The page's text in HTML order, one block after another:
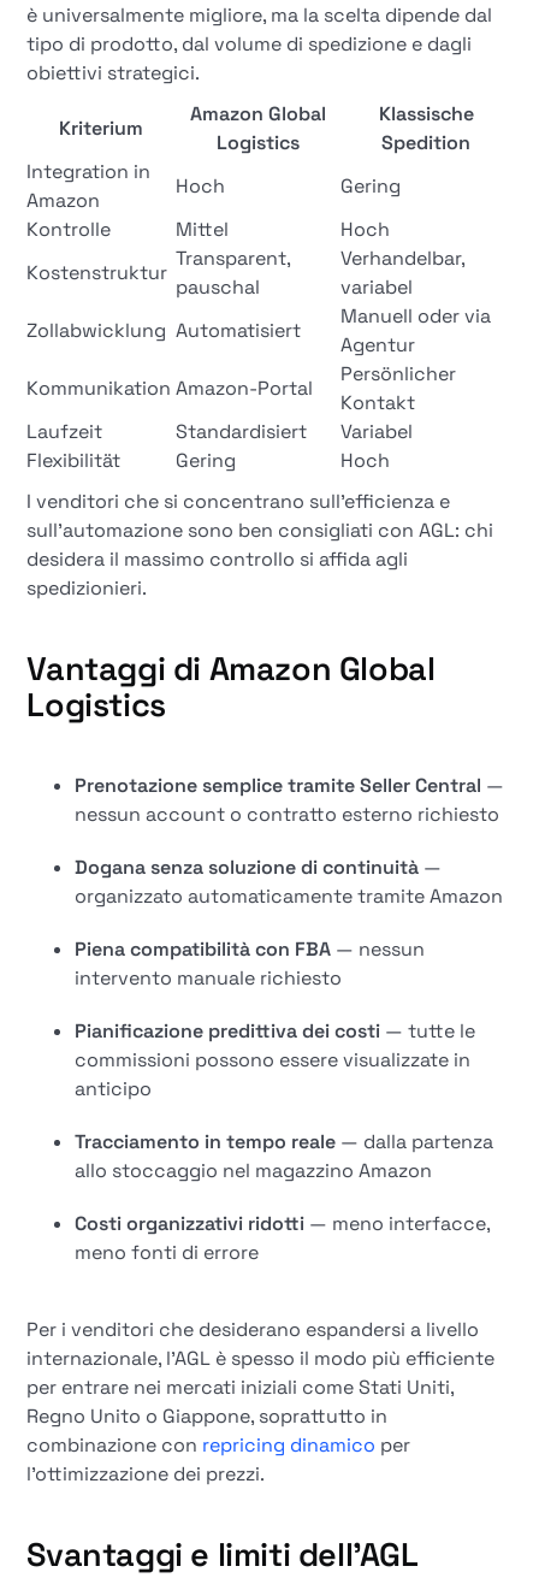
è universalmente migliore, ma la scelta dipende dal
tipo di prodotto, dal volume di spedizione e dagli
obiettivi strategici.
Kriterium
Amazon Global
Logistics
Klassische
Spedition
Integration in
Amazon
Hoch
Gering
Kontrolle
Mittel
Hoch
Kostenstruktur
Transparent,
pauschal
Verhandelbar,
variabel
Zollabwicklung Automatisiert
Manuell oder via
Agentur
Kommunikation Amazon-Portal
Persönlicher
Kontakt
Laufzeit
Standardisiert
Variabel
Flexibilität
Gering
Hoch
I venditori che si concentrano sull'efficienza e
sull'automazione sono ben consigliati con AGL: chi
desidera il massimo controllo si affida agli
spedizionieri.
Vantaggi di Amazon Global
Logistics
Prenotazione semplice tramite Seller Central —
nessun account o contratto esterno richiesto
Dogana senza soluzione di continuità —
organizzato automaticamente tramite Amazon
Piena compatibilità con FBA — nessun
intervento manuale richiesto
Pianificazione predittiva dei costi — tutte le
commissioni possono essere visualizzate in
anticipo
Tracciamento in tempo reale — dalla partenza
allo stoccaggio nel magazzino Amazon
Costi organizzativi ridotti — meno interfacce,
meno fonti di errore
Per i venditori che desiderano espandersi a livello
internazionale, l'AGL è spesso il modo più efficiente
per entrare nei mercati iniziali come Stati Uniti,
Regno Unito o Giappone, soprattutto in
combinazione con repricing dinamico per
l'ottimizzazione dei prezzi.
Svantaggi e limiti dell'AGL